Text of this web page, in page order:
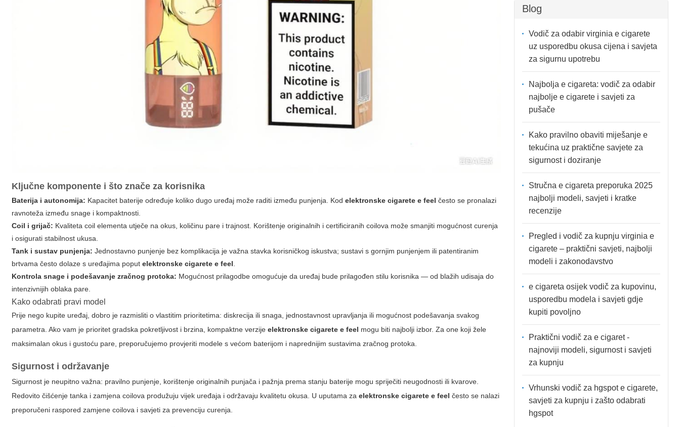
Ključne komponente i što znače za korisnika
Baterija i autonomija: Kapacitet baterije određuje koliko dugo uređaj može raditi između punjenja. Kodelektronske cigarete e feel često se pronalazi
ravnoteža između snage i kompaktnosti.
Coil i grijač: Kvaliteta coil elementa utječe na okus, količinu pare i trajnost. Korištenje originalnih i certificiranih coilova može smanjiti mogućnost curenja
i osigurati stabilnost ukusa.
Tank i sustav punjenja: Jednostavno punjenje bez komplikacija je važna stavka korisničkog iskustva; sustavi s gornjim punjenjem ili patentiranim
brtvama često dolaze s uređajima poputelektronske cigarete e feel.
Kontrola snage i podešavanje zračnog protoka: Mogućnost prilagodbe omogućuje da uređaj bude prilagođen stilu korisnika — od blažih udisaja do
intenzivnijih oblaka pare.
Kako odabrati pravi model
Prije nego kupite uređaj, dobro je razmisliti o vlastitim prioritetima: diskrecija ili snaga, jednostavnost upravljanja ili mogućnost podešavanja svakog
parametra. Ako vam je prioritet gradska pokretljivost i brzina, kompaktne verzijeelektronske cigarete e feel mogu biti najbolji izbor. Za one koji žele
maksimalan okus i gustoću pare, preporučujemo provjeriti modele s većom baterijom i naprednijim sustavima zračnog protoka.
Sigurnost i održavanje
Sigurnost je neupitno važna: pravilno punjenje, korištenje originalnih punjača i pažnja prema stanju baterije mogu spriječiti neugodnosti ili kvarove.
Redovito čišćenje tanka i zamjena coilova produžuju vijek uređaja i održavaju kvalitetu okusa. U uputama zaelektronske cigarete e feel često se nalazi
preporučeni raspored zamjene coilova i savjeti za prevenciju curenja.
Blog
Vodič za odabir virginia e cigarete
uz usporedbu okusa cijena i savjeta
za sigurnu upotrebu
Najbolja e cigareta: vodič za odabir
najbolje e cigarete i savjeti za
pušače
Kako pravilno obaviti miješanje e
tekućina uz praktične savjete za
sigurnost i doziranje
Stručna e cigareta preporuka 2025
najbolji modeli, savjeti i kratke
recenzije
Pregled i vodič za kupnju virginia e
cigarete – praktični savjeti, najbolji
modeli i zakonodavstvo
e cigareta osijek vodič za kupovinu,
usporedbu modela i savjeti gdje
kupiti povoljno
Praktični vodič za e cigaret -
najnoviji modeli, sigurnost i savjeti
za kupnju
Vrhunski vodič za hgspot e cigarete,
savjeti za kupnju i zašto odabrati
hgspot